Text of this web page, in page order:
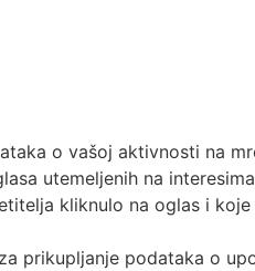
o vašoj aktivnosti na
utemeljenih na
kliknulo na oglas i
prikupljanje podataka o